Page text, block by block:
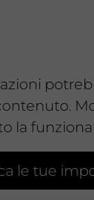
la
le tue